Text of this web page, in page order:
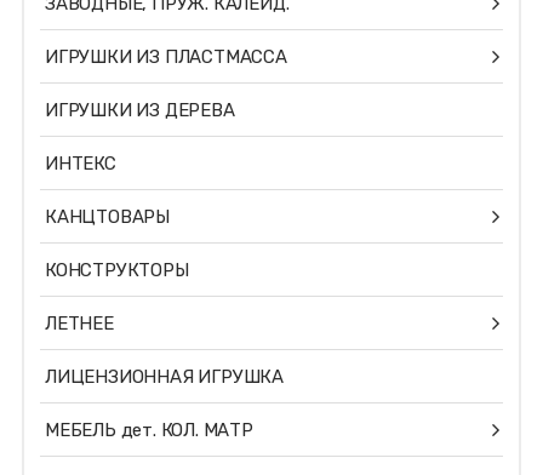
ИГРУШКИ ИЗ ПЛАСТМАССА
ИГРУШКИ ИЗ ДЕРЕВА
ИНТЕКС
КАНЦТОВАРЫ
КОНСТРУКТОРЫ
ЛЕТНЕЕ
ЛИЦЕНЗИОННАЯ ИГРУШКА
МЕБЕЛЬ дет. КОЛ. МАТР